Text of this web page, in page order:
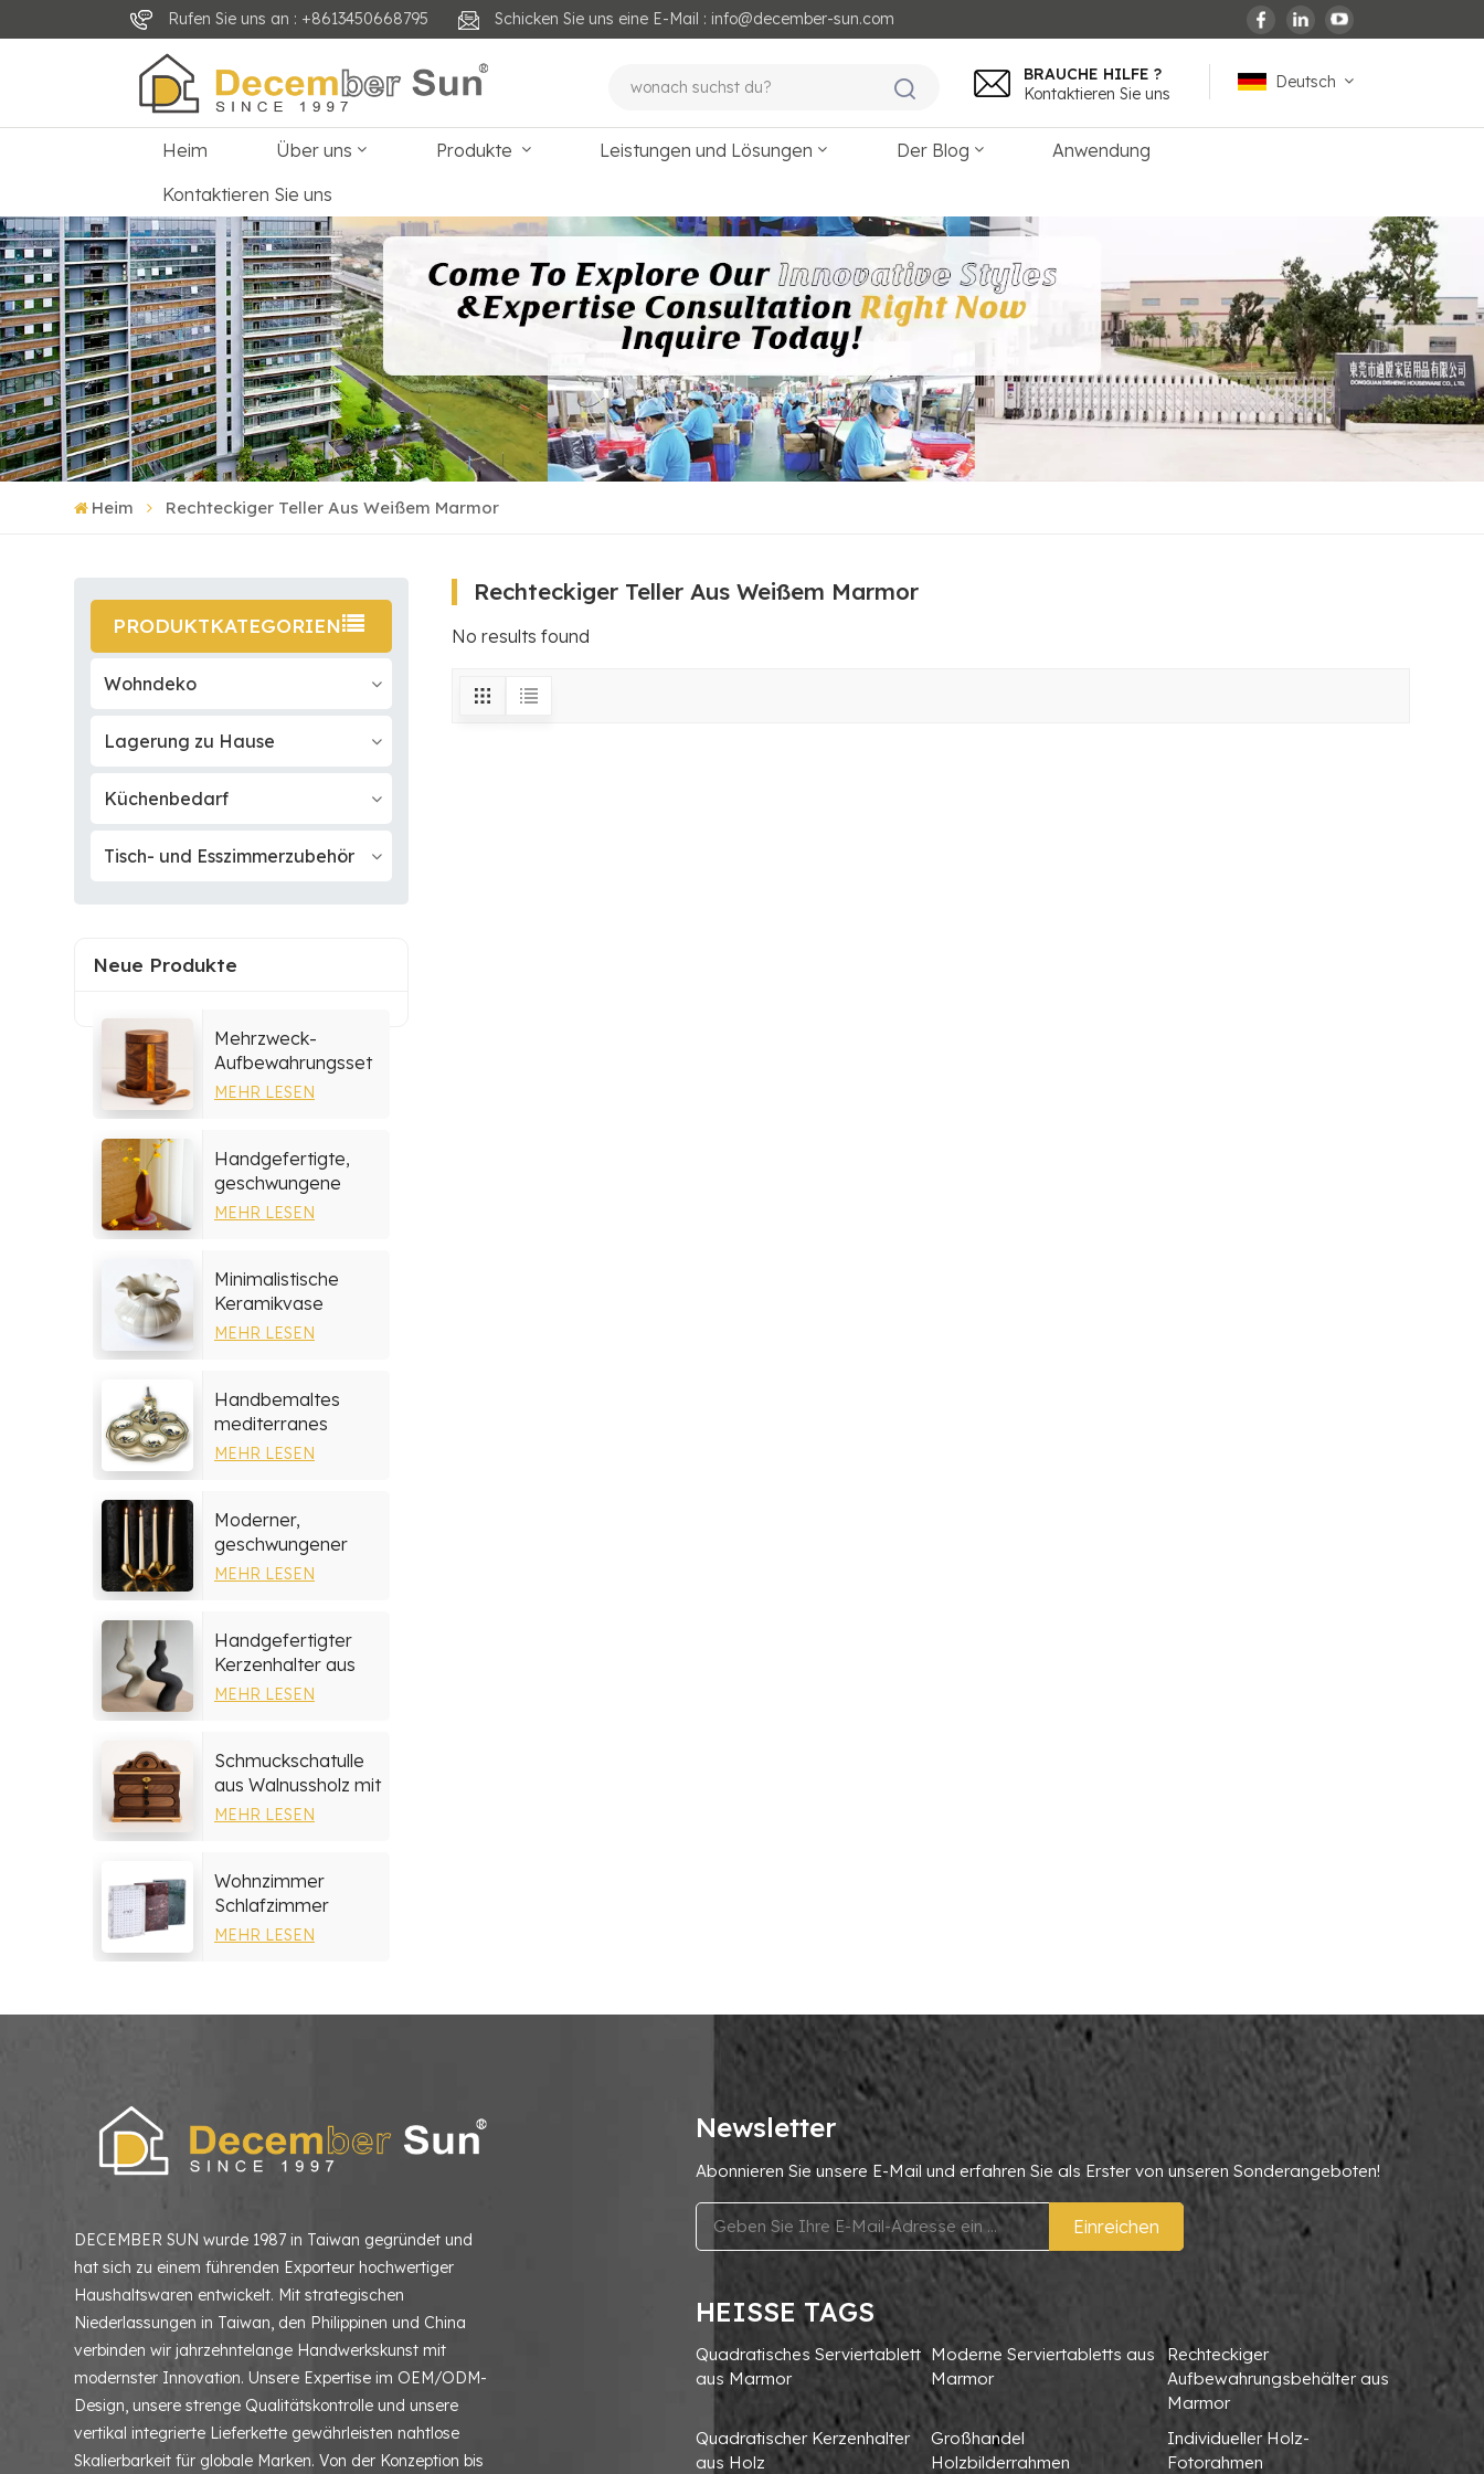
Rufen Sie uns an : +8613450668795 Schicken Sie uns eine E-Mail : info@december-sun.com
Deutsch
français
Deutsch
العربية
BRAUCHE HILFE ?
Kontaktieren Sie uns
Heim Über uns Produkte Leistungen und Lösungen Der Blog
Anwendung
Kontaktieren Sie uns
Heim Rechteckiger Teller Aus Weißem Marmor
PRODUKTKATEGORIEN
Wohndeko
Lagerung zu Hause
Küchenbedarf
Tisch- und Esszimmerzubehör
Neue Produkte
Mehrzweck-
Aufbewahrungsset
aus Harz und Holz
MEHR LESEN
Handgefertigte,
geschwungene
Holzvase
MEHR LESEN
Minimalistische
Keramikvase
MEHR LESEN
Handbemaltes
mediterranes
Keramik-
MEHR LESEN
Moderner,
geschwungener
Kerzenhalter aus
MEHR LESEN
Handgefertigter
Kerzenhalter aus
Steingut
MEHR LESEN
Schmuckschatulle
aus Walnussholz mit
mehrschichtigen
MEHR LESEN
Wohnzimmer
Schlafzimmer
Wohnkultur Marmor
MEHR LESEN
Rechteckiger Teller Aus Weißem Marmor
No results found
DECEMBER SUN wurde 1987 in Taiwan gegründet und
hat sich zu einem führenden Exporteur hochwertiger
Haushaltswaren entwickelt. Mit strategischen
Niederlassungen in Taiwan, den Philippinen und China
verbinden wir jahrzehntelange Handwerkskunst mit
modernster Innovation. Unsere Expertise im OEM/ODM-
Design, unsere strenge Qualitätskontrolle und unsere
vertikal integrierte Lieferkette gewährleisten nahtlose
Skalierbarkeit für globale Marken. Von der Konzeption bis
Newsletter
Abonnieren Sie unsere E-Mail und erfahren Sie als Erster von unseren Sonderangeboten!
Einreichen
HEISSE TAGS
Quadratisches Serviertablett
aus Marmor
Moderne Serviertabletts aus
Marmor
Rechteckiger
Aufbewahrungsbehälter aus
Marmor
Quadratischer Kerzenhalter
aus Holz
Großhandel
Holzbilderrahmen
Individueller Holz-
Fotorahmen